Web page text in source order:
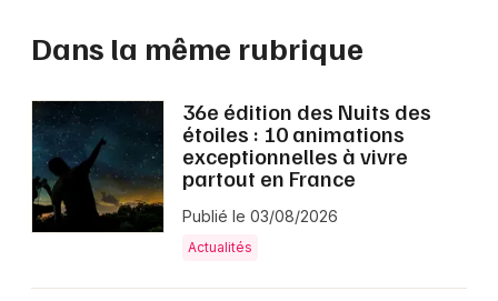
Dans la même rubrique
36e édition des Nuits des
étoiles : 10 animations
exceptionnelles à vivre
partout en France
Publié le 03/08/2026
Actualités